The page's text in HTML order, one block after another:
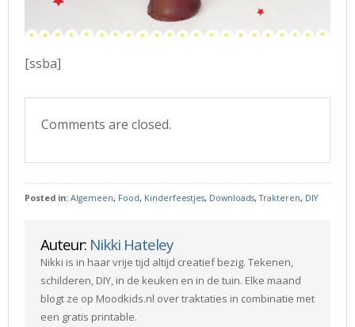
[ssba]
Comments are closed.
Posted in: Algemeen, Food, Kinderfeestjes, Downloads,Trakteren, DIY
Auteur: Nikki Hateley
Nikki is in haar vrije tijd altijd creatief bezig. Tekenen,
schilderen, DIY, in de keuken en in de tuin. Elke maand
blogt ze op Moodkids.nl over traktaties in combinatie met
een gratis printable.